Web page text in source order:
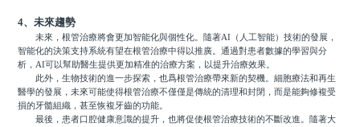
4、未來趨勢
未來，根管治療將會更加智能化與個性化。隨著AI（人工智能）技術的發展，
智能化的決策支持系統有望在根管治療中得以推廣。通過對患者數據的學習與分
析，AI可以幫助醫生提供更加精准的治療方案，以提升治療效果。
此外，生物技術的進一步探索，也爲根管治療帶來新的契機。細胞療法和再生
醫學的發展，未來可能使得根管治療不僅僅是傳統的清理和封閉，而是能夠修複受
損的牙髓組織，甚至恢複牙齒的功能。
最後，患者口腔健康意識的提升，也將促使根管治療技術的不斷改進。隨著大